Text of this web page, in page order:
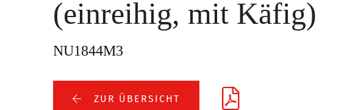
(einreihig, mit Käfig)
NU1844M3
ZUR ÜBERSICHT